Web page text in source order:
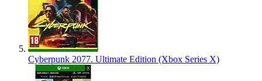
Cyberpunk 2077. Ultimate Edition (Xbox Series X)